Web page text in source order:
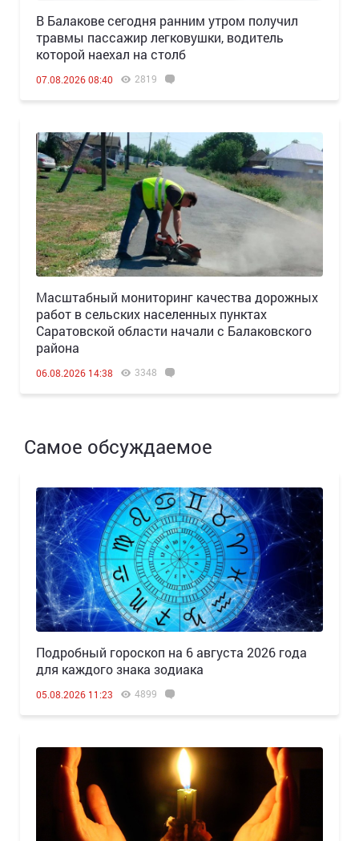
В Балакове сегодня ранним утром получил
травмы пассажир легковушки, водитель
которой наехал на столб
07.08.2026 08:40 2819
Масштабный мониторинг качества дорожных
работ в сельских населенных пунктах
Саратовской области начали с Балаковского
района
06.08.2026 14:38 3348
Самое обсуждаемое
Подробный гороскоп на 6 августа 2026 года
для каждого знака зодиака
05.08.2026 11:23 4899